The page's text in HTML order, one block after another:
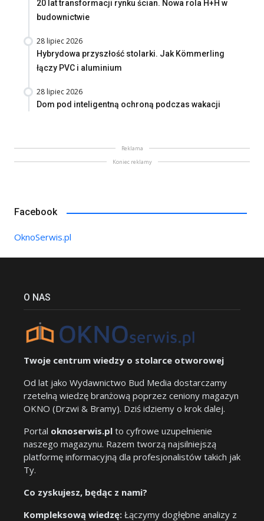
20 lat transformacji rynku ścian. Nowa rola H+H w
budownictwie
28 lipiec 2026
Hybrydowa przyszłość stolarki. Jak Kömmerling
łączy PVC i aluminium
28 lipiec 2026
Dom pod inteligentną ochroną podczas wakacji
Reklama
Koniec reklamy
Facebook
OknoSerwis.pl
O NAS
Twoje centrum wiedzy o stolarce otworowej
Od lat jako Wydawnictwo Bud Media dostarczamy
rzetelną wiedzę branżową poprzez ceniony magazyn
OKNO (Drzwi & Bramy). Dziś idziemy o krok dalej.
Portal oknoserwis.pl to cyfrowe uzupełnienie
naszego magazynu. Razem tworzą najsilniejszą
platformę informacyjną dla profesjonalistów takich jak
Ty.
Co zyskujesz, będąc z nami?
Kompleksową wiedzę: Łączymy dogłębne analizy z